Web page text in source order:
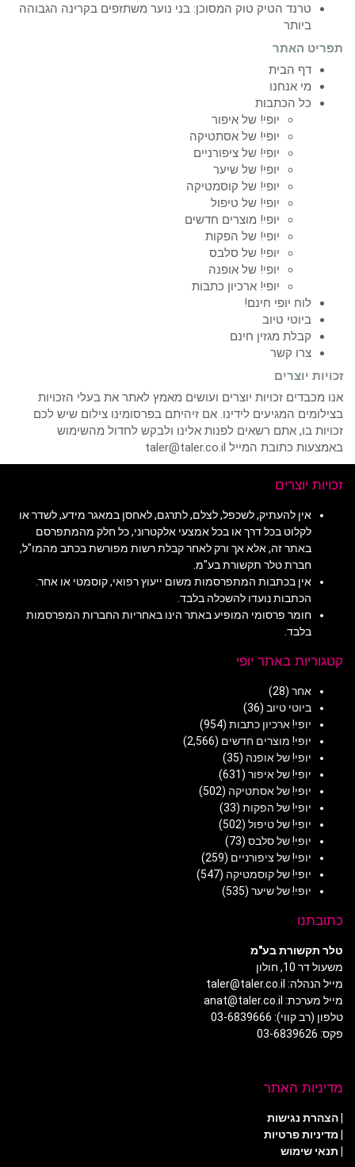
טרנד הטיק טוק המסוכן: בני נוער משתזפים בקרינה הגבוהה
ביותר
תפריט האתר
דף הבית
מי אנחנו
כל הכתבות
יופי! של איפור
יופי! של אסתטיקה
יופי! של ציפורניים
יופי! של שיער
יופי! של קוסמטיקה
יופי! של טיפול
יופי! מוצרים חדשים
יופי! של הפקות
יופי! של סלבס
יופי! של אופנה
יופי! ארכיון כתבות
לוח יופי חינם!
ביוטי טיוב
קבלת מגזין חינם
צרו קשר
זכויות יוצרים
אנו מכבדים זכויות יוצרים ועושים מאמץ לאתר את בעלי הזכויות
בצילומים המגיעים לידינו. אם זיהיתם בפרסומינו צילום שיש לכם
זכויות בו, אתם רשאים לפנות אלינו ולבקש לחדול מהשימוש
באמצעות כתובת המייל taler@taler.co.il
זכויות יוצרים
אין להעתיק, לשכפל, לצלם, לתרגם, לאחסן במאגר מידע, לשדר או
לקלוט בכל דרך או בכל אמצעי אלקטרוני, כל חלק מהמתפרסם
באתר זה, אלא אך ורק לאחר קבלת רשות מפורשת בכתב מהמו"ל,
חברת טלר תקשורת בע"מ.
אין בכתבות המתפרסמות משום ייעוץ רפואי, קוסמטי או אחר.
הכתבות נועדו להשכלה בלבד.
חומר פרסומי המופיע באתר הינו באחריות החברות המפרסמות
בלבד.
קטגוריות באתר יופי
אחר (28)
ביוטי טיוב (36)
יופי! ארכיון כתבות (954)
יופי! מוצרים חדשים (2,566)
יופי! של אופנה (35)
יופי! של איפור (631)
יופי! של אסתטיקה (502)
יופי! של הפקות (33)
יופי! של טיפול (502)
יופי! של סלבס (73)
יופי! של ציפורניים (259)
יופי! של קוסמטיקה (547)
יופי! של שיער (535)
כתובתנו
טלר תקשורת בע"מ
משעול דר 10, חולון
מייל הנהלה: taler@taler.co.il
מייל מערכת: anat@taler.co.il
טלפון (רב קווי): 03-6839666
פקס: 03-6839626
מדיניות האתר
הצהרת נגישות
מדיניות פרטיות
| תנאי שימוש